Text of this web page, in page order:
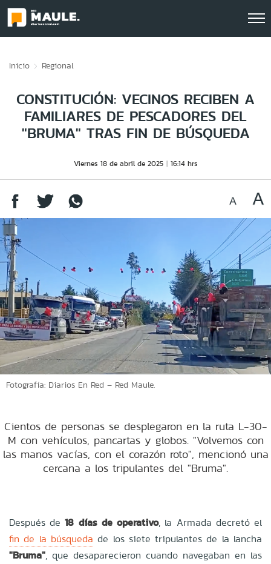
Inicio Regional
CONSTITUCIÓN: VECINOS RECIBEN A
FAMILIARES DE PESCADORES DEL
"BRUMA" TRAS FIN DE BÚSQUEDA
Viernes 18 de abril de 2025 16:14 hrs
Fotografía: Diarios En Red – Red Maule.
Cientos de personas se desplegaron en la ruta L-30-
M con vehículos, pancartas y globos. "Volvemos con
las manos vacías, con el corazón roto", mencionó una
cercana a los tripulantes del "Bruma".
Después de18 días de operativo, la Armada decretó el
fin de la búsqueda de los siete tripulantes de la lancha
"Bruma", que desaparecieron cuando navegaban en las